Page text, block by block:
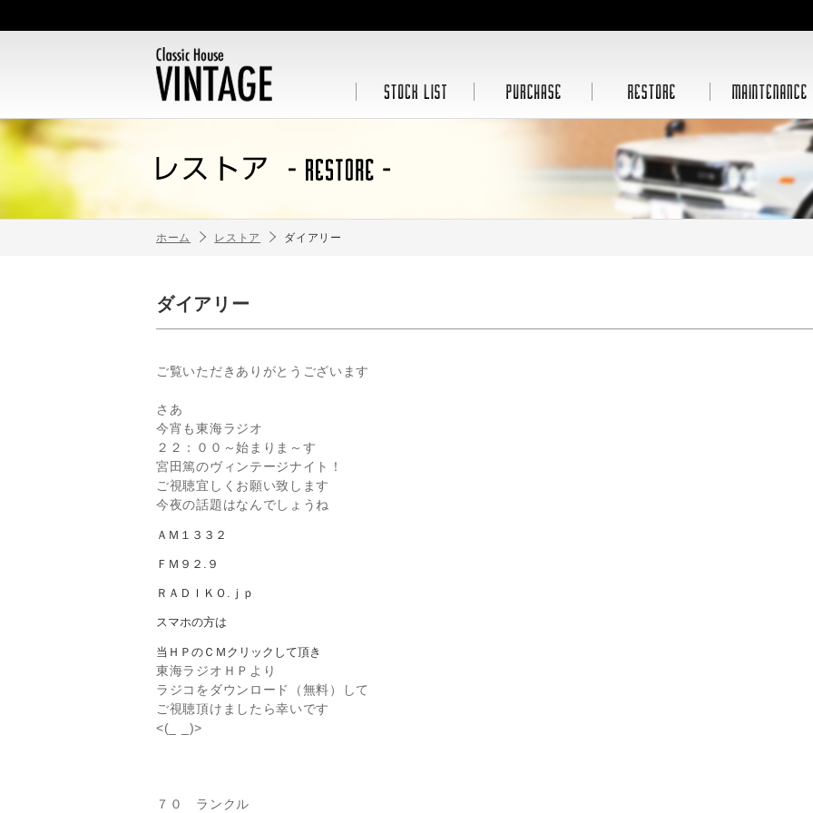
ホーム レストア ダイアリー
ダイアリー
ご覧いただきありがとうございます
さあ
今宵も東海ラジオ
２２：００～始まりま～す
宮田篤のヴィンテージナイト！
ご視聴宜しくお願い致します
今夜の話題はなんでしょうね
ＡＭ１３３２
ＦＭ９２.９
ＲＡＤＩＫＯ.ｊｐ
スマホの方は
当ＨＰのＣＭクリックして頂き
東海ラジオＨＰより
ラジコをダウンロード（無料）して
ご視聴頂けましたら幸いです
<(_ _)>
７０ ランクル